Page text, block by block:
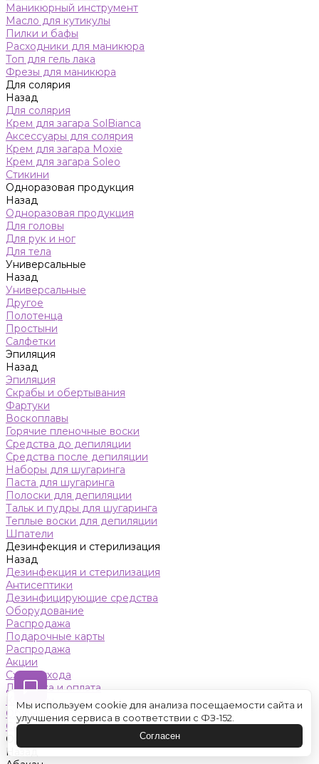
Маникюрный инструмент
Масло для кутикулы
Пилки и бафы
Расходники для маникюра
Топ для гель лака
Фрезы для маникюра
Для солярия
Назад
Для солярия
Крем для загара SolBianca
Аксессуары для солярия
Крем для загара Moxie
Крем для загара Soleo
Стикини
Одноразовая продукция
Назад
Одноразовая продукция
Для головы
Для рук и ног
Для тела
Универсальные
Назад
Универсальные
Другое
Полотенца
Простыни
Салфетки
Эпиляция
Назад
Эпиляция
Скрабы и обертывания
Фартуки
Воскоплавы
Горячие пленочные воски
Средства до депиляции
Средства после депиляции
Наборы для шугаринга
Паста для шугаринга
Полоски для депиляции
Тальк и пудры для шугаринга
Теплые воски для депиляции
Шпатели
Дезинфекция и стерилизация
Назад
Дезинфекция и стерилизация
Антисептики
Дезинфицирующие средства
Оборудование
Распродажа
Подарочные карты
Распродажа
Акции
Схемы ухода
Доставка и оплата
Контакты
Обучение
Салон красоты
Оренбург
Назад
Мы используем cookie для анализа посещаемости сайта и
улучшения сервиса в соответствии с ФЗ-152.
Согласен